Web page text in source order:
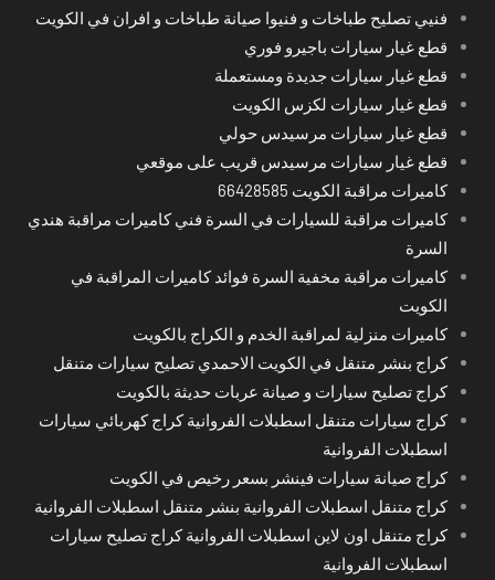
فنيي تصليح طباخات و فنيوا صيانة طباخات و افران في الكويت
قطع غيار سيارات باجيرو فوري
قطع غيار سيارات جديدة ومستعملة
قطع غيار سيارات لكزس الكويت
قطع غيار سيارات مرسيدس حولي
قطع غيار سيارات مرسيدس قريب على موقعي
كاميرات مراقبة الكويت 66428585
كاميرات مراقبة للسيارات في السرة فني كاميرات مراقبة هندي
السرة
كاميرات مراقبة مخفية السرة فوائد كاميرات المراقبة في
الكويت
كاميرات منزلية لمراقبة الخدم و الكراج بالكويت
كراج بنشر متنقل في الكويت الاحمدي تصليح سيارات متنقل
كراج تصليح سيارات و صيانة عربات حديثة بالكويت
كراج سيارات متنقل اسطبلات الفروانية كراج كهربائي سيارات
اسطبلات الفروانية
كراج صيانة سيارات فينشر بسعر رخيص في الكويت
كراج متنقل اسطبلات الفروانية بنشر متنقل اسطبلات الفروانية
كراج متنقل اون لاين اسطبلات الفروانية كراج تصليح سيارات
اسطبلات الفروانية